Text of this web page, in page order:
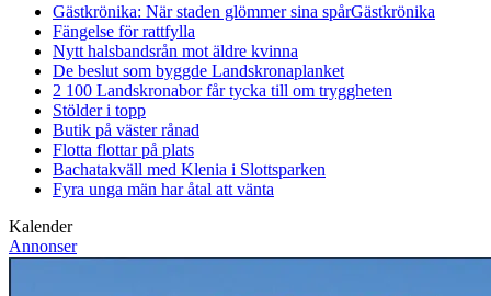
Gästkrönika: När staden glömmer sina spårGästkrönika
Fängelse för rattfylla
Nytt halsbandsrån mot äldre kvinna
De beslut som byggde Landskronaplanket
2 100 Landskronabor får tycka till om tryggheten
Stölder i topp
Butik på väster rånad
Flotta flottar på plats
Bachatakväll med Klenia i Slottsparken
Fyra unga män har åtal att vänta
Kalender
Annonser